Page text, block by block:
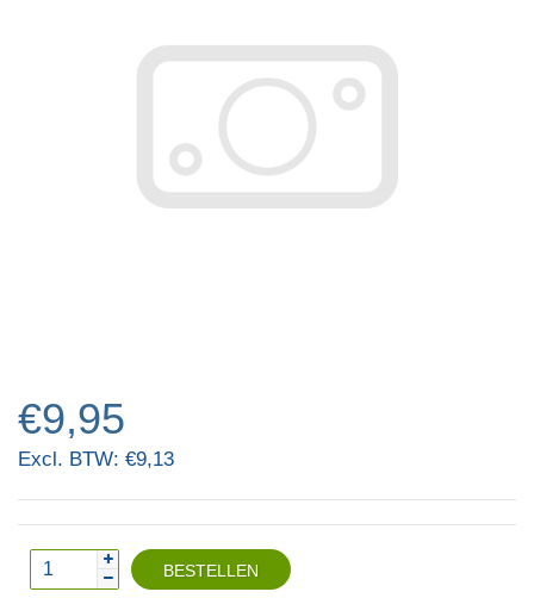
€9,95
Excl. BTW: €9,13